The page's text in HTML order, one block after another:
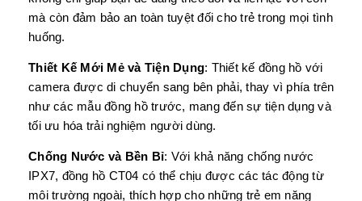
mà còn đảm bảo an toàn tuyệt đối cho trẻ trong mọi tình
huống.
Thiết Kế Mới Mẻ và Tiện Dụng: Thiết kế đồng hồ với
camera được di chuyển sang bên phải, thay vì phía trên
như các mẫu đồng hồ trước, mang đến sự tiện dụng và
tối ưu hóa trải nghiệm người dùng.
Chống Nước và Bền Bỉ: Với khả năng chống nước
IPX7, đồng hồ CT04 có thể chịu được các tác động từ
môi trường ngoài, thích hợp cho những trẻ em năng